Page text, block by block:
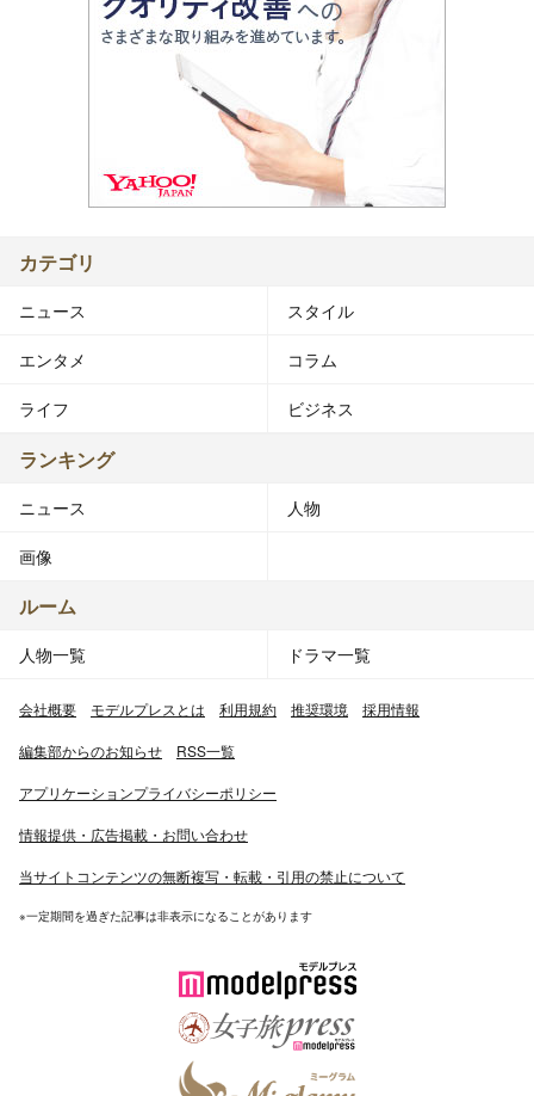
カテゴリ
ニュース スタイル
エンタメ コラム
ライフ ビジネス
ランキング
ニュース 人物
画像
ルーム
人物一覧 ドラマ一覧
会社概要 モデルプレスとは 利用規約 推奨環境 採用情報
編集部からのお知らせ RSS一覧
アプリケーションプライバシーポリシー
情報提供・広告掲載・お問い合わせ
当サイトコンテンツの無断複写・転載・引用の禁止について
※一定期間を過ぎた記事は非表示になることがあります